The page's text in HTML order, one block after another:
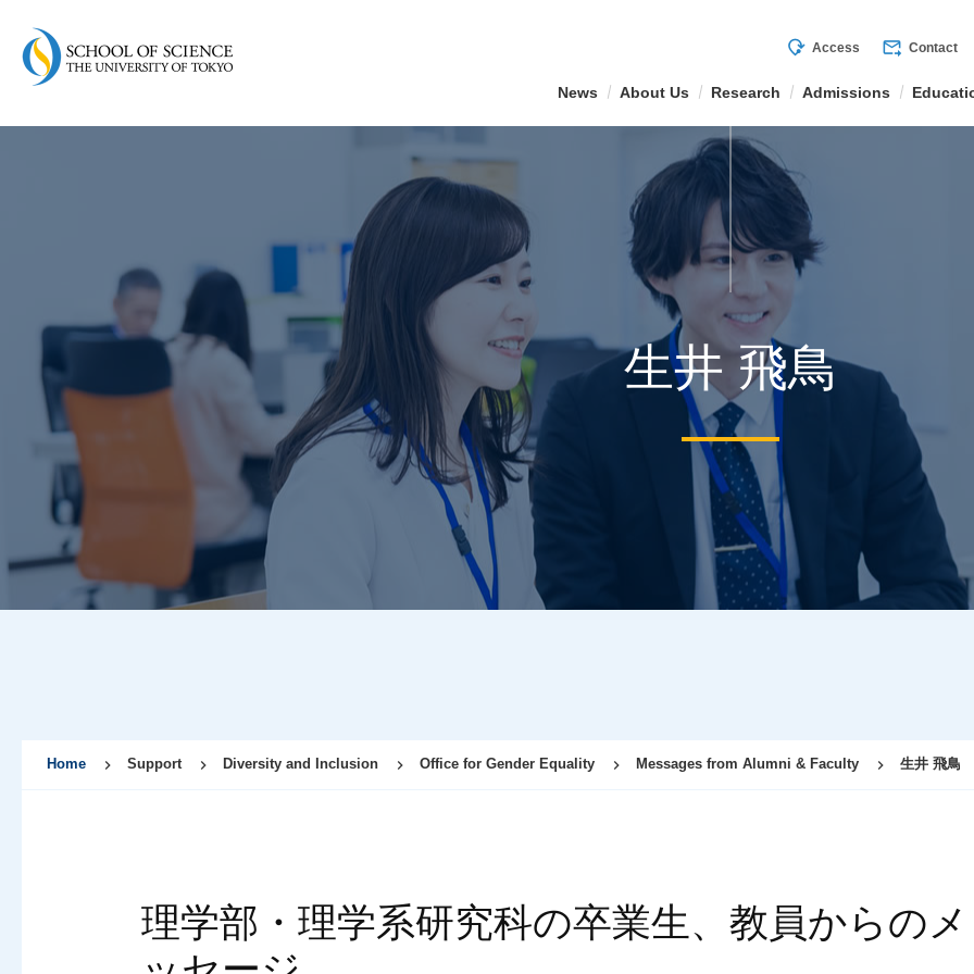
mode_of_travel Access forward_to_inbox Contact
News About Us Research Admissions
生井 飛鳥
Home Support Diversity and Inclusion Office for Gender Equality Messages from Alumni & Faculty 生井 飛鳥
理学部・理学系研究科の卒業生、教員からのメ